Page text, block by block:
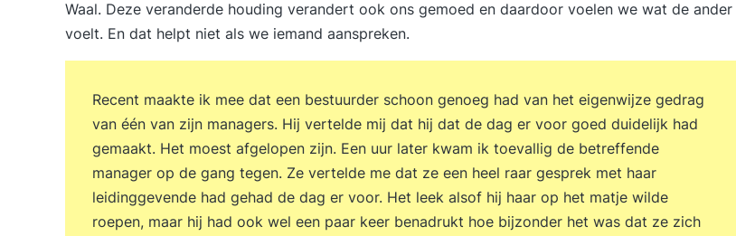
Waal. Deze veranderde houding verandert ook ons gemoed en daardoor voelen we wat de ander
voelt. En dat helpt niet als we iemand aanspreken.
Recent maakte ik mee dat een bestuurder schoon genoeg had van het eigenwijze gedrag
van één van zijn managers. Hij vertelde mij dat hij dat de dag er voor goed duidelijk had
gemaakt. Het moest afgelopen zijn. Een uur later kwam ik toevallig de betreffende
manager op de gang tegen. Ze vertelde me dat ze een heel raar gesprek met haar
leidinggevende had gehad de dag er voor. Het leek alsof hij haar op het matje wilde
roepen, maar hij had ook wel een paar keer benadrukt hoe bijzonder het was dat ze zich